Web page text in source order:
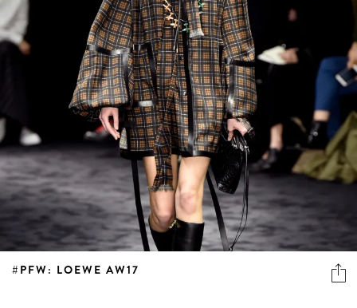
#PFW: LOEWE AW17